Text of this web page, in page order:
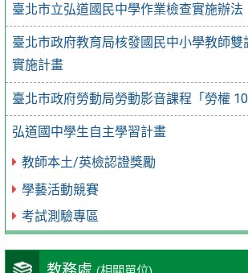
臺北市立弘道國民中學作業檢查實施辦法
臺北市政府教育局核發國民中小學教師
實施計畫
臺北市政府勞動局勞動影音課程「勞權 10
弘道國中學生自主學習計畫
教師本土/英檢認證獎勵
學藝活動競賽
考試測驗專區